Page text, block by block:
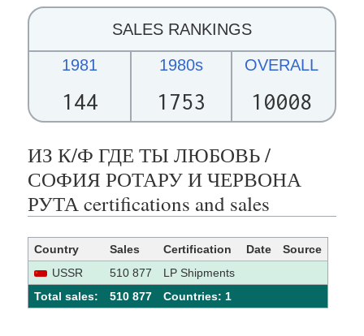
SALES RANKINGS
1981
144
1980s
1753
OVERALL
10008
ИЗ К/Ф ГДЕ ТЫ ЛЮБОВЬ /
СОФИЯ РОТАРУ И ЧЕРВОНА
РУТА certifications and sales
Country Sales Certification Date
Source
USSR
510 877
LP Shipments
Total sales:
510 877 Сountries: 1